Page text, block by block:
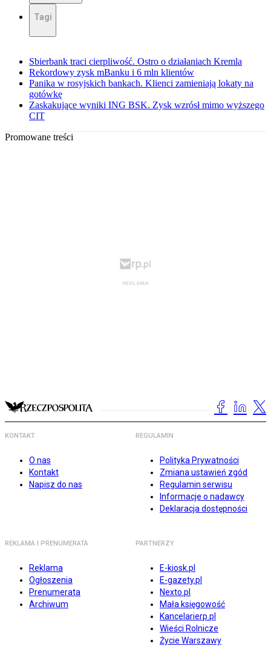
Tagi
Sbierbank traci cierpliwość. Ostro o działaniach Kremla
Rekordowy zysk mBanku i 6 mln klientów
Panika w rosyjskich bankach. Klienci zamieniają lokaty na
gotówkę
Zaskakujące wyniki ING BSK. Zysk wzrósł mimo wyższego
CIT
Promowane treści
KONTAKT
O nas
Kontakt
Napisz do nas
REGULAMIN
Polityka Prywatności
Zmiana ustawień zgód
Regulamin serwisu
Informacje o nadawcy
Deklaracja dostępności
REKLAMA I PRENUMERATA
Reklama
Ogłoszenia
Prenumerata
Archiwum
PARTNERZY
E-kiosk.pl
E-gazety.pl
Nexto.pl
Mała księgowość
Kancelarierp.pl
Wieści Rolnicze
Życie Warszawy